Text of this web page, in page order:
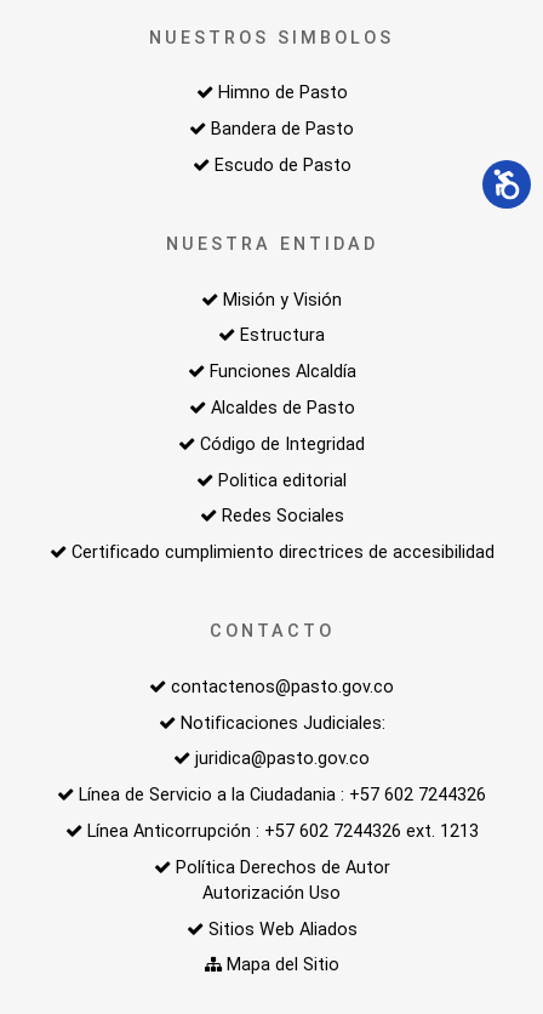
NUESTROS SIMBOLOS
Himno de Pasto
Bandera de Pasto
Escudo de Pasto
NUESTRA ENTIDAD
Misión y Visión
Estructura
Funciones Alcaldía
Alcaldes de Pasto
Código de Integridad
Politica editorial
Redes Sociales
Certificado cumplimiento directrices de accesibilidad
CONTACTO
contactenos@pasto.gov.co
Notificaciones Judiciales:
juridica@pasto.gov.co
Línea de Servicio a la Ciudadania : +57 602 7244326
Línea Anticorrupción : +57 602 7244326 ext. 1213
Política Derechos de Autor
Autorización Uso
Sitios Web Aliados
Mapa del Sitio